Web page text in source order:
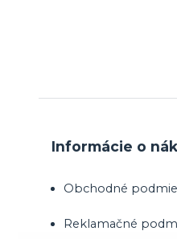
Informácie o
Obchodné
Reklamačné